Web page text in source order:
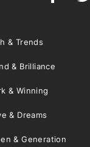
& Trends
& Brilliance
& Winning
& Dreams
& Generation